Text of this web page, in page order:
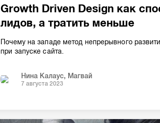
Growth Driven Design как
лидов, а тратить меньше
Почему на западе метод непрерывного
при запуске сайта.
Нина Калаус, Магвай
7 августа 2023